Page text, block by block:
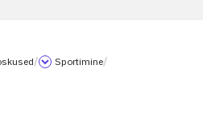
/ Sportimine/